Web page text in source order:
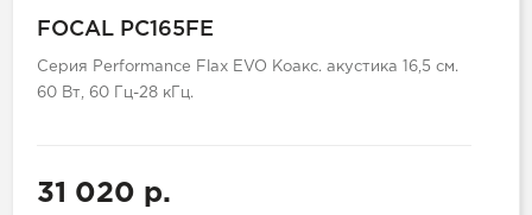
FOCAL PC165FE
Серия Performance Flax EVO Коакс. акустика 16,5 см.
60 Вт, 60 Гц-28 кГц.
31 020 р.